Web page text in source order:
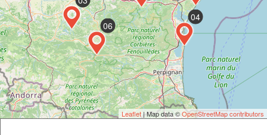
04
06
Leaflet| Map data ©OpenStreetMap contributors